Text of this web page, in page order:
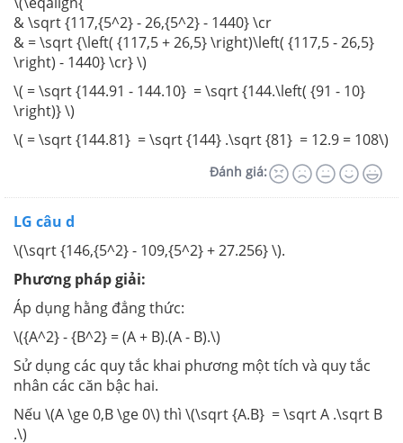
& \sqrt {117,{5^2} - 26,{5^2} - 1440} \cr
& = \sqrt {\left( {117,5 + 26,5} \right)\left( {117,5 - 26,5}
\right) - 1440} \cr} \)
\( = \sqrt {144.91 - 144.10} = \sqrt {144.\left( {91 - 10}
\right)} \)
\( = \sqrt {144.81} = \sqrt {144} .\sqrt {81} = 12.9 = 108\)
Đánh giá:
LG câu d
\(\sqrt {146,{5^2} - 109,{5^2} + 27.256} \).
Phương pháp giải:
Áp dụng hằng đẳng thức:
\({A^2} - {B^2} = (A + B).(A - B).\)
Sử dụng các quy tắc khai phương một tích và quy tắc
nhân các căn bậc hai.
Nếu \(A \ge 0,B \ge 0\) thì \(\sqrt {A.B} = \sqrt A .\sqrt B
.\)